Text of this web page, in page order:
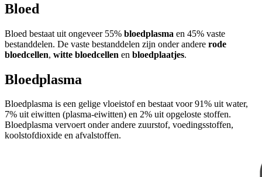
Bloed
Bloed bestaat uit ongeveer 55% bloedplasma en 45% vaste
bestanddelen. De vaste bestanddelen zijn onder andere rode
bloedcellen, witte bloedcellen en bloedplaatjes.
Bloedplasma
Bloedplasma is een gelige vloeistof en bestaat voor 91% uit water,
7% uit eiwitten (plasma-eiwitten) en 2% uit opgeloste stoffen.
Bloedplasma vervoert onder andere zuurstof, voedingsstoffen,
koolstofdioxide en afvalstoffen.